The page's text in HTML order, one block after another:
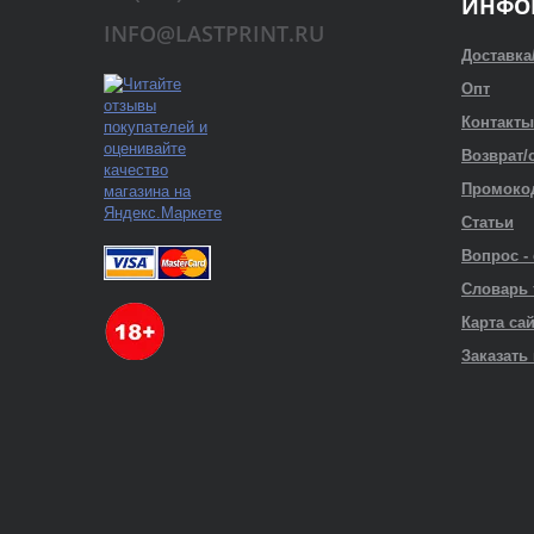
INFO@LASTPRINT.RU
Опт
Контакты
Статьи
Вопрос -
Словарь
Карта